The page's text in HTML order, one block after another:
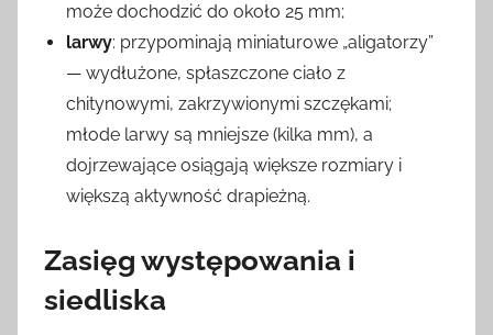
może dochodzić do około 25 mm;
larwy: przypominają miniaturowe „aligatorzy”
— wydłużone, spłaszczone ciało z
chitynowymi, zakrzywionymi szczękami;
młode larwy są mniejsze (kilka mm), a
dojrzewające osiągają większe rozmiary i
większą aktywność drapieżną.
Zasięg występowania i
siedliska